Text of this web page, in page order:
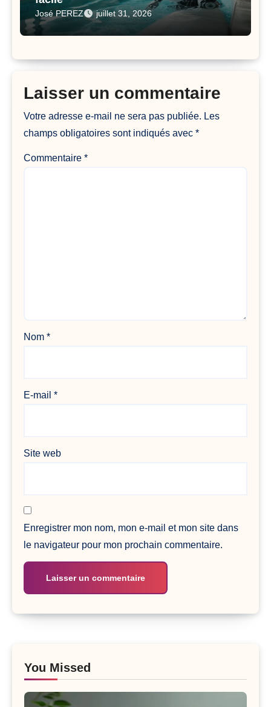
José PEREZ juillet 31, 2026
Laisser un commentaire
Votre adresse e-mail ne sera pas publiée. Les
champs obligatoires sont indiqués avec*
Commentaire*
Nom*
E-mail*
Site web
Enregistrer mon nom, mon e-mail et mon site dans
le navigateur pour mon prochain commentaire.
You Missed